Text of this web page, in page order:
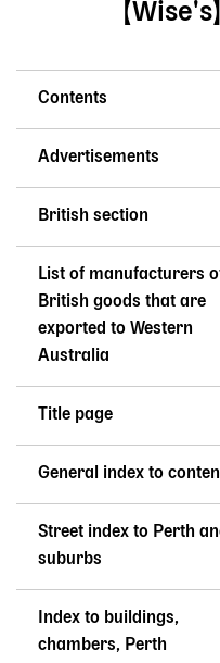
Contents
Advertisements
British section
List of manufacturers
British goods that are
exported to Western
Australia
Title page
General index to
Street index to Perth
suburbs
Index to buildings,
chambers, Perth